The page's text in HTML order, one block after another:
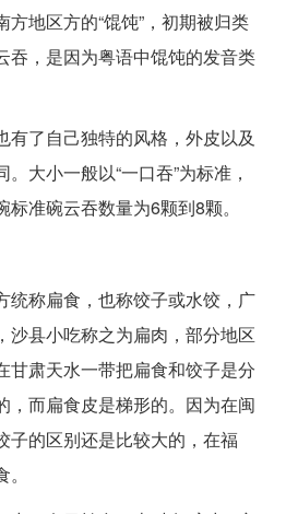
地区方的“馄饨”，初期被归类
吞，是因为粤语中馄饨的发音类
有了自己独特的风格，外皮以及
大小一般以“一口吞”为标准，
准碗云吞数量为6颗到8颗。
统称扁食，也称饺子或水饺，广
沙县小吃称之为扁肉，部分地区
甘肃天水一带把扁食和饺子是分
，而扁食皮是梯形的。因为在闽
子的区别还是比较大的，在福